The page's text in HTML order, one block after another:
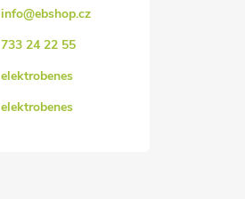
info@ebshop.cz
733 24 22 55
elektrobenes
elektrobenes